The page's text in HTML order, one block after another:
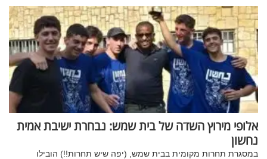
אלופי מירוץ השדה של בית שמש: נבחרת ישיבת אמית
נחשון
במסגרת תחרות מקומית בבית שמש, (יפה שיש תחרות!!) הובילו